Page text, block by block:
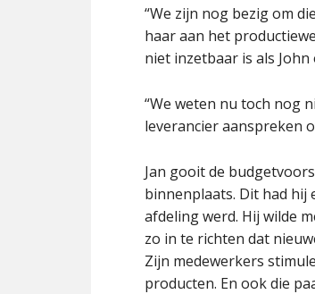
“We zijn nog bezig om
haar aan het
niet inzetbaar is als John
“We weten nu toch nog
leverancier aanspreken
Jan gooit de
binnenplaats. Dit had hij
afdeling werd. Hij wilde
zo in te richten dat
Zijn medewerkers
producten. En ook die